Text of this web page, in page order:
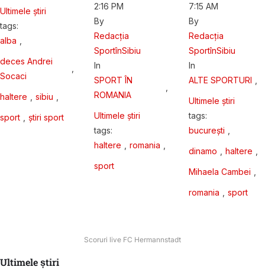
Ultimele știri
tags:
alba
deces Andrei
Socaci
,
haltere sibiu
sport știri sport
2:16 PM
By
Redacția
SportînSibiu
In
SPORT ÎN
ROMANIA
,
Ultimele știri
tags:
haltere
romania
sport
7:15 AM
By
Redacția
SportînSibiu
In
ALTE SPORTURI
Ultimele știri
tags:
bucurești
dinamo haltere
Mihaela Cambei
romania sport
Scoruri live FC Hermannstadt
Ultimele știri